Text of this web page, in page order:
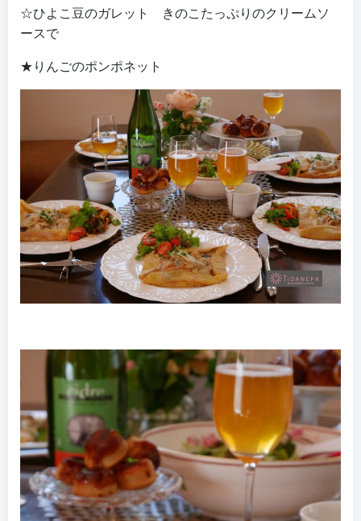
☆ひよこ豆のガレット きのこたっぷりのクリームソ
ースで
★りんごのポンポネット